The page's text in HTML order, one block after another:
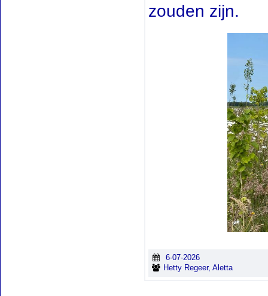
zouden zijn.
6-07-2026
Hetty Regeer, Aletta